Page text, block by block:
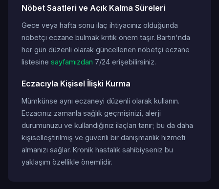
Nöbet Saatleri ve Açık Kalma Süreleri
Gece veya hafta sonu ilaç ihtiyacınız olduğunda
nöbetçi eczane bulmak kritik önem taşır. Bartın'nda
her gün düzenli olarak güncellenen nöbetçi eczane
listesine sayfamızdan 7/24 erişebilirsiniz.
Eczacıyla Kişisel İlişki Kurma
Mümkünse aynı eczaneyi düzenli olarak kullanın.
Eczacınız zamanla sağlık geçmişinizi, alerji
durumunuzu ve kullandığınız ilaçları tanır; bu da daha
kişiselleştirilmiş ve güvenli bir danışmanlık hizmeti
almanızı sağlar. Kronik hastalık sahibiyseniz bu
yaklaşım özellikle önemlidir.